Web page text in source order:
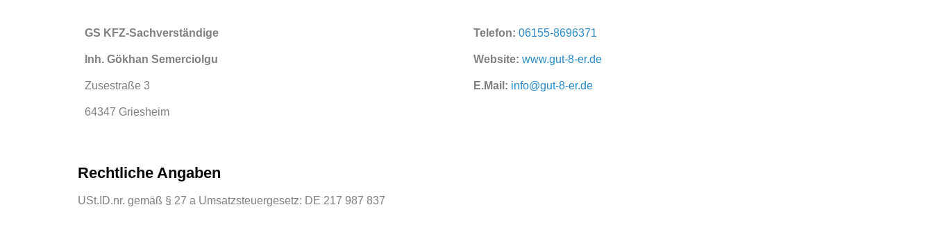
GS KFZ-Sachverständige
Inh. Gökhan Semerciolgu
Zusestraße 3
64347 Griesheim
Telefon: 06155-8696371
Website: www.gut-8-er.de
E.Mail: info@gut-8-er.de
Rechtliche Angaben
USt.ID.nr. gemäß § 27 a Umsatzsteuergesetz: DE 217 987 837